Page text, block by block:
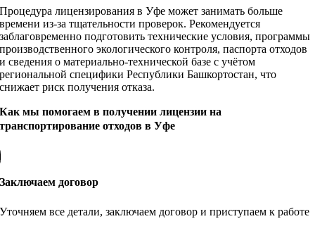
Процедура лицензирования в Уфе может занимать больше
времени из‑за тщательности проверок. Рекомендуется
заблаговременно подготовить технические условия, программы
производственного экологического контроля, паспорта отходов
и сведения о материально‑технической базе с учётом
региональной специфики Республики Башкортостан, что
снижает риск получения отказа.
Как мы помогаем в получении лицензии на
транспортирование отходов в Уфе
Заключаем договор
Уточняем все детали, заключаем договор и приступаем к работе